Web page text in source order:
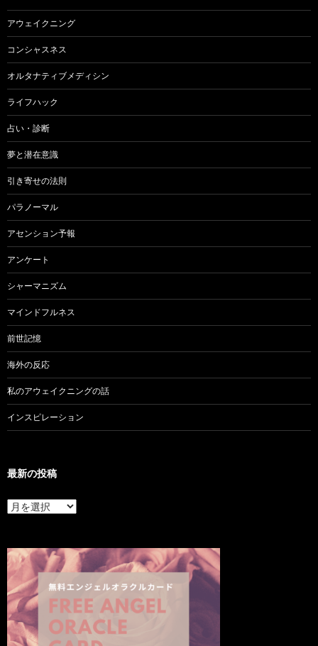
ゲ
ー
シ
ョ
ン
アウェイクニング
コンシャスネス
オルタナティブメディシン
ライフハック
占い・診断
夢と潜在意識
引き寄せの法則
パラノーマル
アセンション予報
アンケート
シャーマニズム
マインドフルネス
前世記憶
海外の反応
私のアウェイクニングの話
インスピレーション
最新の投稿
最
新
稿